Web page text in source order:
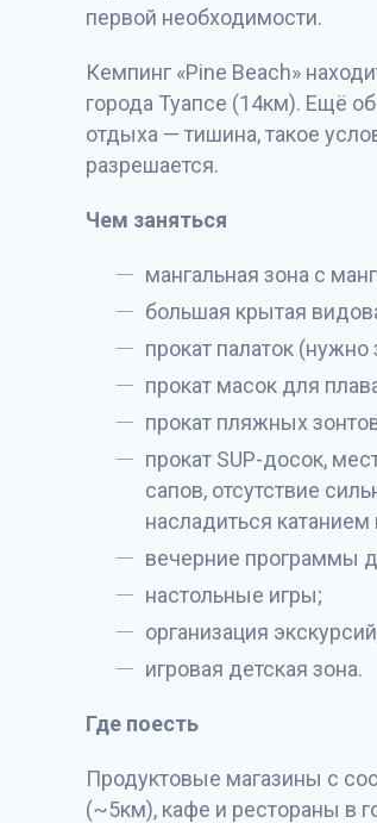
первой необходимости.
Кемпинг «Pine Beach»
города Туапсе (14км). Ещë
отдыха — тишина, такое
разрешается.
Чем заняться
мангальная зона с
большая крытая
прокат палаток
прокат масок для
прокат пляжных
прокат SUP-досок,
сапов, отсутствие
насладиться
вечерние программы
настольные игры;
организация
игровая детская зона.
Где поесть
Продуктовые магазины с
(~5км), кафе и рестораны в